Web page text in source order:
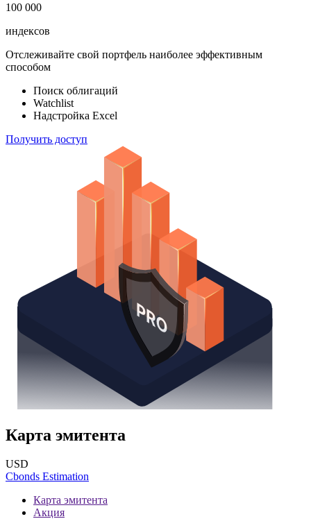
100 000
индексов
Отслеживайте свой портфель наиболее эффективным
способом
Поиск облигаций
Watchlist
Надстройка Excel
Получить доступ
Карта эмитента
USD
Cbonds Estimation
Карта эмитента
Акция